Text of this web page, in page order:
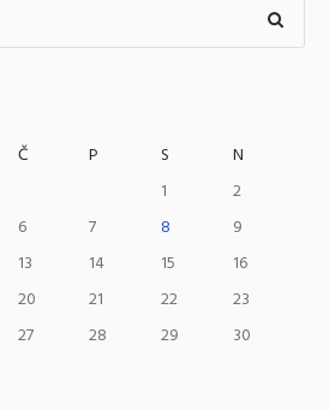
Č P S
N
1
2
6 7 8
9
13 14 15
16
20 21 22
23
27 28 29
30